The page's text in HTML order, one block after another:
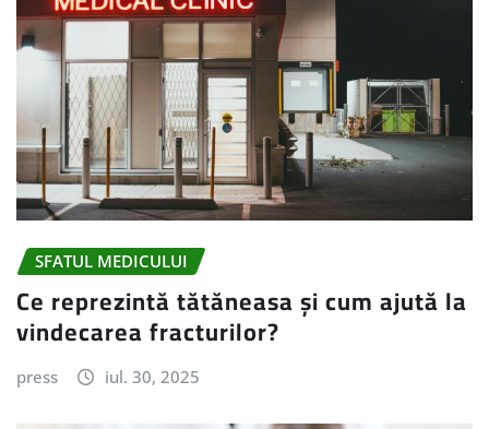
SFATUL MEDICULUI
Ce reprezintă tătăneasa și cum ajută la
vindecarea fracturilor?
press iul. 30, 2025